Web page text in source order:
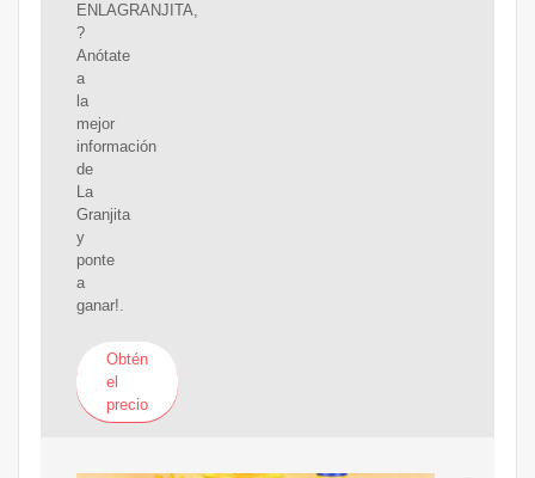
ENLAGRANJITA,
?
Anótate
a
la
mejor
información
de
La
Granjita
y
ponte
a
ganar!.
Obtén
el
precio